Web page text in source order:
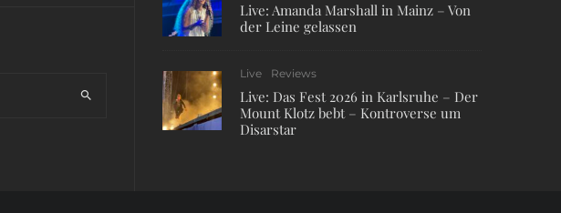
Live: Amanda Marshall in Mainz – Von
der Leine gelassen
Live Reviews
Live: Das Fest 2026 in Karlsruhe – Der
Mount Klotz bebt – Kontroverse um
Disarstar